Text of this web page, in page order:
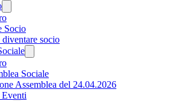
Socio
diventare socio
Sociale
Assemblea del 24.04.2026